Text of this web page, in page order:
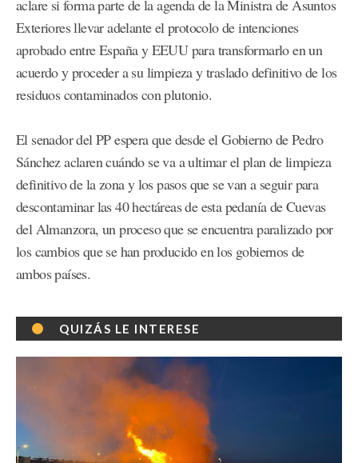
aclare si forma parte de la agenda de la Ministra de Asuntos
Exteriores llevar adelante el protocolo de intenciones
aprobado entre España y EEUU para transformarlo en un
acuerdo y proceder a su limpieza y traslado definitivo de los
residuos contaminados con plutonio.
El senador del PP espera que desde el Gobierno de Pedro
Sánchez aclaren cuándo se va a ultimar el plan de limpieza
definitivo de la zona y los pasos que se van a seguir para
descontaminar las 40 hectáreas de esta pedanía de Cuevas
del Almanzora, un proceso que se encuentra paralizado por
los cambios que se han producido en los gobiernos de
ambos países.
QUIZÁS LE INTERESE